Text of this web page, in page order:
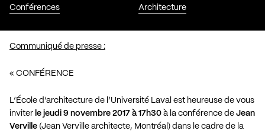
Conférences Architecture
Communiqué de presse :
« CONFÉRENCE
L’École d’architecture de l’Université Laval est heureuse de vous
inviter le jeudi 9 novembre 2017 à 17h30 à la conférence de Jean
Verville (Jean Verville architecte, Montréal) dans le cadre de la